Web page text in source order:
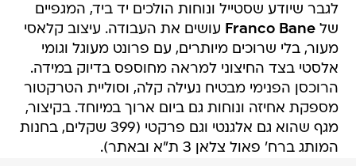
לגבר שיודע שסטייל ונוחות הולכים יד ביד, המגפיים
שלFranco Bane עושים את העבודה. עיצוב קלאסי
מעור, בלי שרוכים מיותרים, עם פרונט מעוגל וגומי
אלסטי בצד החיצוני למראה מחוספס בדיוק במידה.
הרוכסן הפנימי מבטיח נעילה קלה, וסוליית הטרקטור
מספקת אחיזה ונוחות גם ביום ארוך במיוחד. בקיצור,
מגף שהוא גם אלגנטי וגם פרקטי (399 שקלים, בחנות
המותג ברח' פאול צלאן 3 ת"א ובאתר).